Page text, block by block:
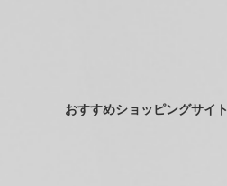
おすすめショッピングサイト